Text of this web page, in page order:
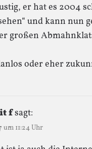
er hat es 2004
und kann nun
großen
oder eher
fsagt:
11:24 Uhr